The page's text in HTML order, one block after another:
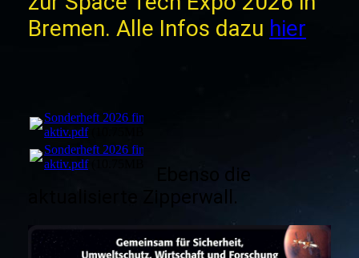
Bremen. Alle Infos dazu hier
Sonderheft 2026 fin
aktiv.pdf(10.75MB)
Sonderheft 2026 fin
aktiv.pdf(10.75MB)
Ebenso die
aktualisierte Zipperwall.